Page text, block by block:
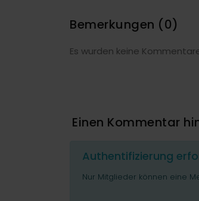
Bemerkungen (0)
Es wurden keine
Einen Kommentar
Authentifizierung
Nur Mitglieder können eine